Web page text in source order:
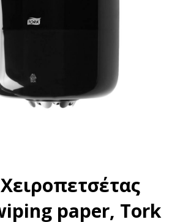
paper, Tork